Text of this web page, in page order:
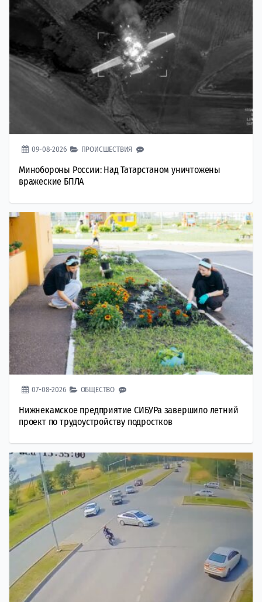
09-08-2026 ПРОИСШЕСТВИЯ
Минобороны России: Над Татарстаном уничтожены
вражеские БПЛА
07-08-2026 ОБЩЕСТВО
Нижнекамское предприятие СИБУРа завершило летний
проект по трудоустройству подростков